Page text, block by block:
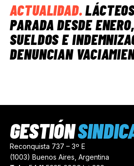
ACTUALIDAD.
PARADA DESDE
SUELDOS E
DENUNCIAN
Reconquista 737 – 3º E
(1003) Buenos Aires, Argentina
GESTIÓN